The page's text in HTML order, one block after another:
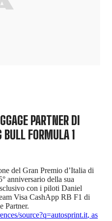
PARTNER DI
FORMULA 1
del Gran Premio d’Italia di
anniversario della sua
con i piloti Daniel
Visa CashApp RB F1 di
Partner.
source?q=autosprint.it, as